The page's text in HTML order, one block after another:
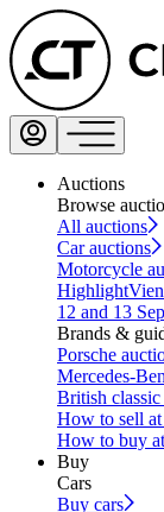
Auctions
Browse
All auctions
Car auctions
Motorcycle
Highlight
12 and 13
Brands &
Porsche
Mercedes-
British
How to sell
How to buy
Buy
Cars
Buy cars